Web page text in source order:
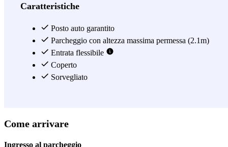
Caratteristiche
Posto auto garantito
Parcheggio con altezza massima permessa (2.1m)
Entrata flessibile
Coperto
Sorvegliato
Come arrivare
Ingresso al parcheggio